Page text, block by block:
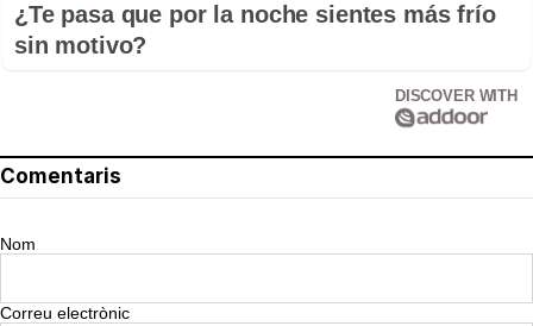
¿Te pasa que por la noche sientes más frío
sin motivo?
DISCOVER WITH
Comentaris
Nom
Correu electrònic